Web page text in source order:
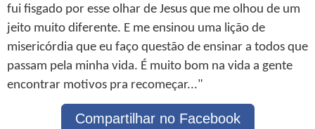
fui fisgado por esse olhar de Jesus que me olhou de um
jeito muito diferente. E me ensinou uma lição de
misericórdia que eu faço questão de ensinar a todos que
passam pela minha vida. É muito bom na vida a gente
encontrar motivos pra recomeçar..."
Compartilhar no Facebook